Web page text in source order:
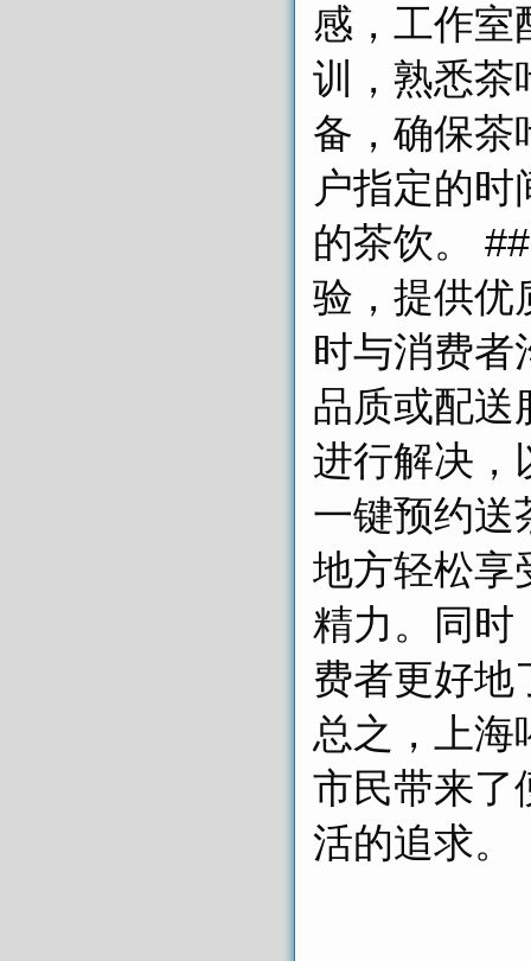
感，工作室
训，熟悉茶
备，确保茶
户指定的
的茶饮。
验，提供优
时与消费者
品质或配送
进行解决，
一键预约送
地方轻松享
精力。同时
费者更好地
总之，上海
市民带来了
活的追求。